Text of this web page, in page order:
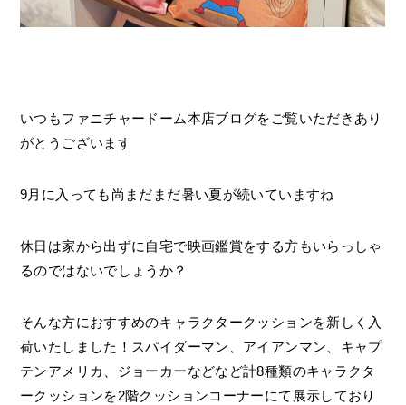
いつもファニチャードーム本店ブログをご覧いただきあり
がとうございます
9月に入っても尚まだまだ暑い夏が続いていますね
休日は家から出ずに自宅で映画鑑賞をする方もいらっしゃ
るのではないでしょうか？
そんな方におすすめのキャラクタークッションを新しく入
荷いたしました！スパイダーマン、アイアンマン、キャプ
テンアメリカ、ジョーカーなどなど計8種類のキャラクタ
ークッションを2階クッションコーナーにて展示しており